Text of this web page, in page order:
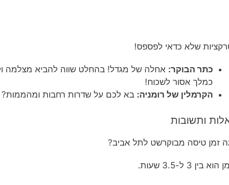
שלא כדאי לפספס!
כתר הבוקר: אחלה של מגדל! בהחלט שווה להביא מצלמה
כמלך אסור לשכוח!
הקרמלין של רומניה: בא לכם על שדרות רחבות ומהממות?
ותשובות
זמן טיסה מבוקרשט לתל אביב?
בין 3 ל-3.5 שעות.